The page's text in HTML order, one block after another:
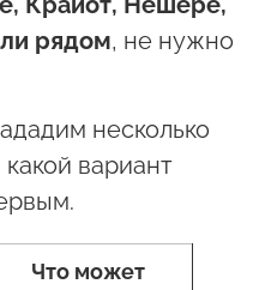
рядом, не нужно
несколько
вариант
Что может